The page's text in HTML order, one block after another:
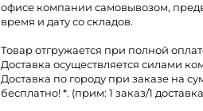
офисе компании самовывозом,
время и дату со складов.
Товар отгружается при полной
Доставка осуществляется силами
Доставка по городу при заказе на
бесплатно! *. (прим: 1 заказ/1